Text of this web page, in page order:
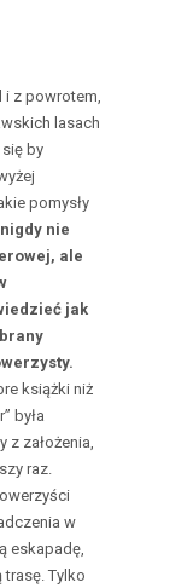
i z powrotem,
lasach
by
pomysły
nie
ale
jak
książki niż
była
z założenia,
raz.
w
eskapadę,
Tylko